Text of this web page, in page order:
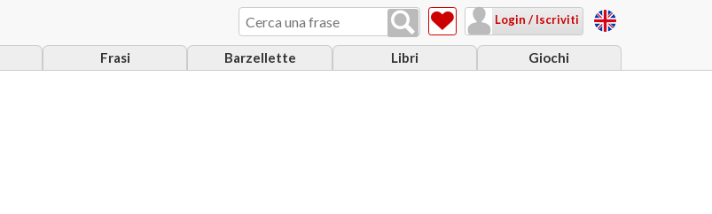
Login / Iscriviti
Frasi Barzellette Libri Giochi